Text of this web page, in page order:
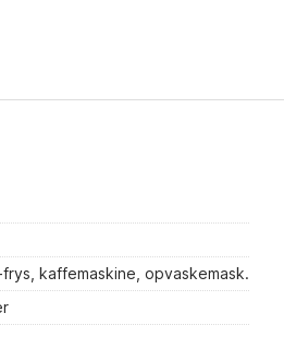
kaffemaskine, opvaskemask.